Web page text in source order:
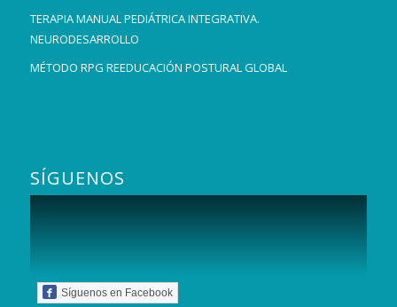
TERAPIA MANUAL PEDIÁTRICA INTEGRATIVA.
NEURODESARROLLO
MÉTODO RPG REEDUCACIÓN POSTURAL GLOBAL
SÍGUENOS
Síguenos en Facebook